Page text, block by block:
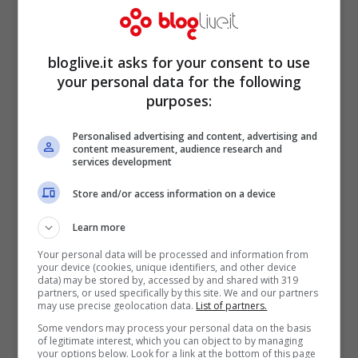
ambito finanziario e industriale,
Fino a oggi, infatti, l’Italia ha investito
molto in Russia, ma la Russia non ha fatto
altrettanto.
bloglive.it asks for your consent to use
your personal data for the following
purposes:
Personalised advertising and content, advertising and
content measurement, audience research and
services development
Store and/or access information on a device
Learn more
Your personal data will be processed and information from
your device (cookies, unique identifiers, and other device
data) may be stored by, accessed by and shared with 319
partners, or used specifically by this site. We and our partners
may use precise geolocation data. List of partners.
Some vendors may process your personal data on the basis
of legitimate interest, which you can object to by managing
your options below. Look for a link at the bottom of this page